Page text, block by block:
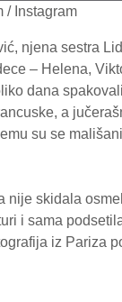
/ Instagram
njena sestra
– Helena,
dana
a
su se
nije skidala
i sama
iz Pariza